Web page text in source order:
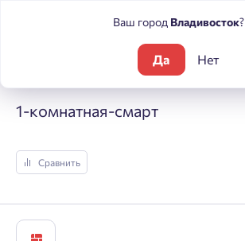
Речные кварталы
1-комнатная-смарт
Сравнить
Ваш город Владивосток?
Да Нет